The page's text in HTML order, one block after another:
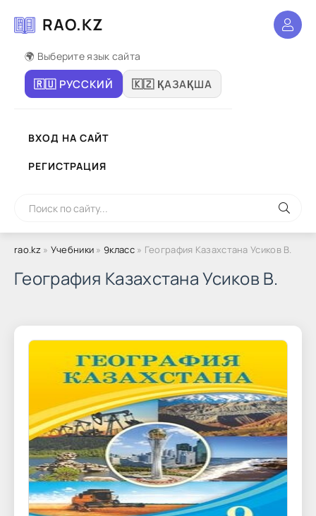
RAO.KZ
🌍 Выберите язык сайта
🇷🇺 РУССКИЙ 🇰🇿 ҚАЗАҚША
ВХОД НА САЙТ
РЕГИСТРАЦИЯ
rao.kz» Учебники »9класс» География Казахстана Усиков В.
География Казахстана Усиков В.